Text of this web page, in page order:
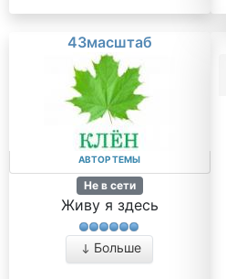
43масштаб
АВТОР ТЕМЫ
Не в сети
Живу я здесь
Больше